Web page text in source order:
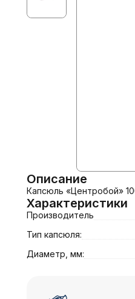
Описание
Капсюль «Центробой»
Характеристики
Производитель
Тип капсюля:
Диаметр, мм: